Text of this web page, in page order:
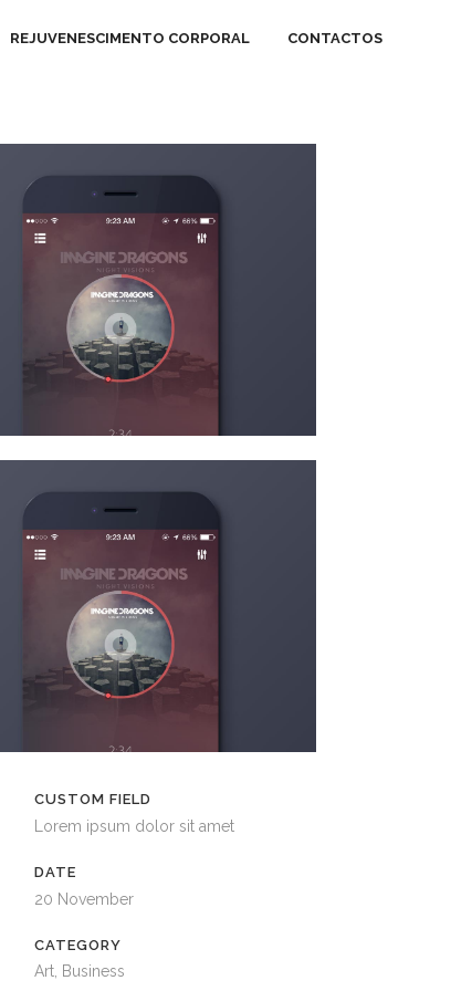
REJUVENESCIMENTO CORPORAL CONTACTOS
CUSTOM FIELD
Lorem ipsum dolor sit amet
DATE
20 November
CATEGORY
Art, Business